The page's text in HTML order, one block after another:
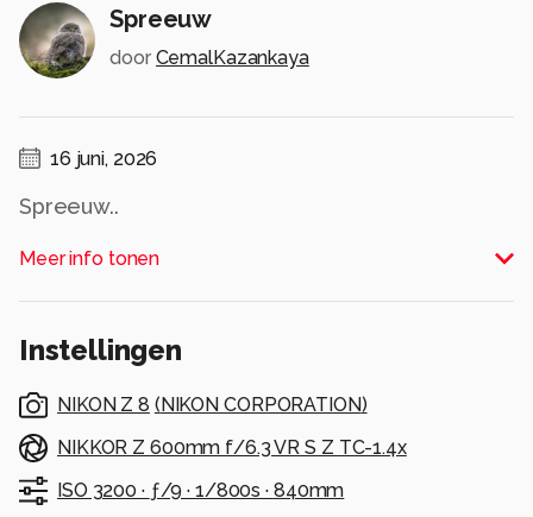
Spreeuw
door CemalKazankaya
16 juni, 2026
Spreeuw..
Alle rechten voorbehouden
Meer info tonen
Instellingen
NIKON Z 8 ( NIKON CORPORATION)
NIKKOR Z 600mm f/6.3 VR S Z TC-1.4x
ISO 3200 · ƒ/9 · 1/800s · 840mm